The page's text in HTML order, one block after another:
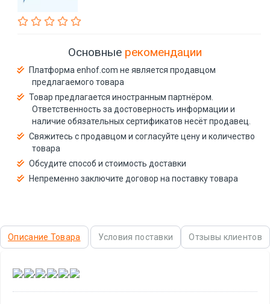
Основные рекомендации
Платформа enhof.com не является продавцом
предлагаемого товара
Товар предлагается иностранным партнёром.
Ответственность за достоверность информации и
наличие обязательных сертификатов несёт продавец.
Свяжитесь с продавцом и согласуйте цену и количество
товара
Обсудите способ и стоимость доставки
Непременно заключите договор на поставку товара
Описание Товара Условия поставки Отзывы клиентов
, , , , ,